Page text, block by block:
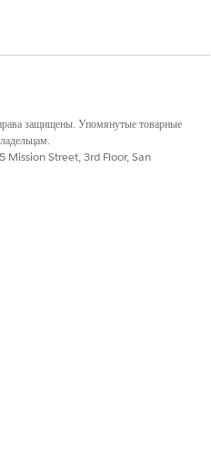
представителя в сменах,
ВАШУ ПРОБЛЕМУ?
мы могли стать лучше!
Нет
защищены. Упомянутые товарные
Mission Street, 3rd Floor, San